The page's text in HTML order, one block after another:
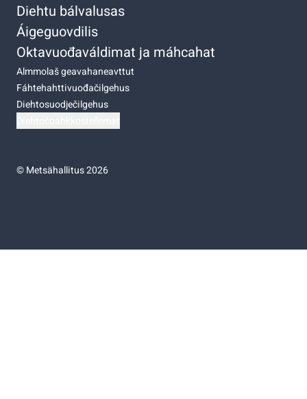
Diehtu bálvalusas
Áigeguovdilis
Oktavuođaváldimat ja máhcahat
Almmolaš geavahaneavttut
Fáhtehahttivuođačilgehus
Diehtosuodječilgehus
©Metsähallitus 2026